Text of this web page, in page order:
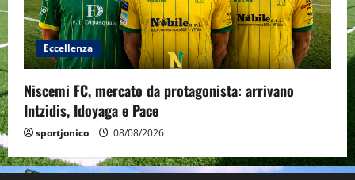
Eccellenza
Niscemi FC, mercato da protagonista: arrivano
Intzidis, Idoyaga e Pace
sportjonico 08/08/2026